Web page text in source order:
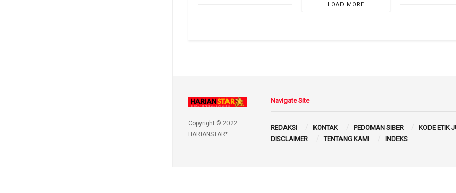
LOAD MORE
Copyright © 2022
HARIANSTAR*
Navigate Site
REDAKSI KONTAK PEDOMAN SIBER
KODE ETIK
DISCLAIMER
TENTANG KAMI INDEKS